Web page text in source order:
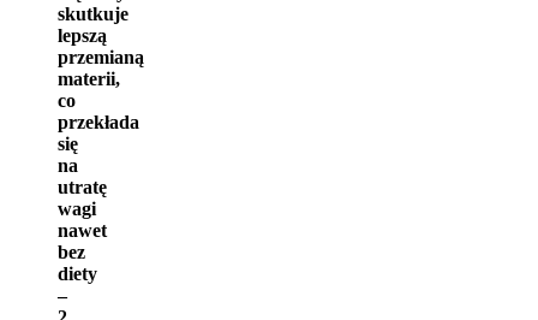
skutkuje
lepszą
przemianą
materii,
co
przekłada
się
na
utratę
wagi
nawet
bez
diety
–